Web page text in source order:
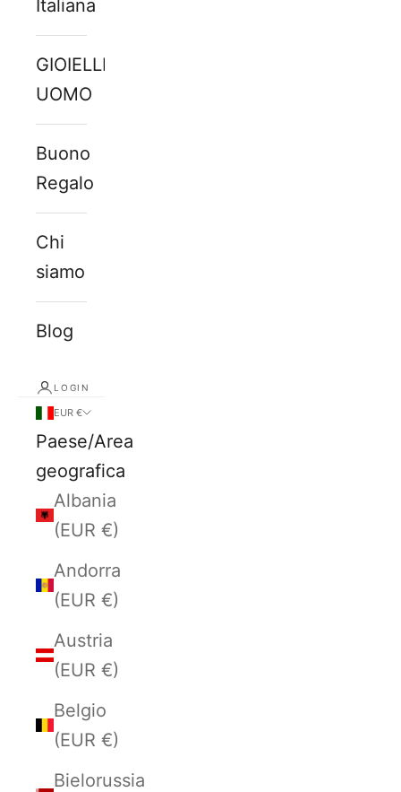
Italiana
GIOIELLI
UOMO
Buono
Regalo
Chi
siamo
Blog
LOGIN
EUR €
Paese/Area
geografica
Albania
(EUR €)
Andorra
(EUR €)
Austria
(EUR €)
Belgio
(EUR €)
Bielorussia